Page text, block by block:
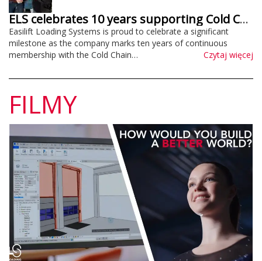
ELS celebrates 10 years supporting Cold Chain Federation
Easilift Loading Systems is proud to celebrate a significant
milestone as the company marks ten years of continuous
membership with the Cold Chain…
Czytaj więcej
FILMY